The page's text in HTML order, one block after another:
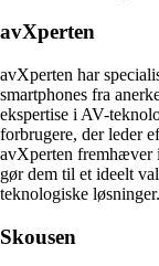
avXperten
avXperten har
smartphones fra
ekspertise i AV-
forbrugere, der leder
avXperten fremhæver
gør dem til et ideelt
teknologiske løsninger.
Skousen